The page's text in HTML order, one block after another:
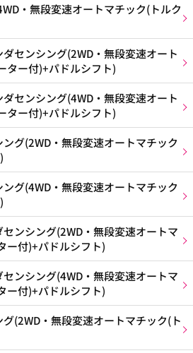
・無段変速オートマチック(トルク
ンシング(2WD・無段変速オート
ター付)+パドルシフト)
ンシング(4WD・無段変速オート
ター付)+パドルシフト)
(2WD・無段変速オートマチック
(4WD・無段変速オートマチック
シング(2WD・無段変速オートマ
ー付)+パドルシフト)
シング(4WD・無段変速オートマ
ー付)+パドルシフト)
・無段変速オートマチック(ト